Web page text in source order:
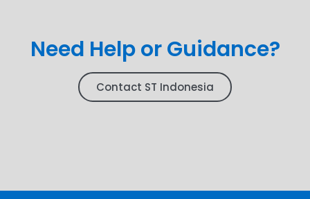
Need Help or Guidance?
Contact ST Indonesia